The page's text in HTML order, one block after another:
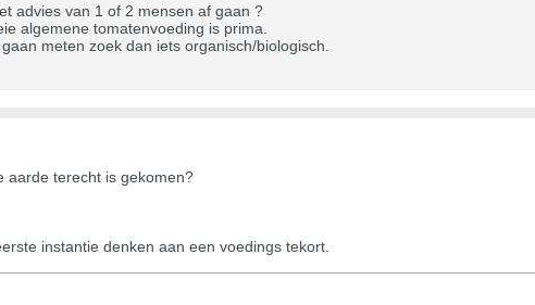
advies van 1 of 2 mensen af gaan ?
algemene tomatenvoeding is prima.
meten zoek dan iets organisch/biologisch.
aarde terecht is gekomen?
instantie denken aan een voedings tekort.